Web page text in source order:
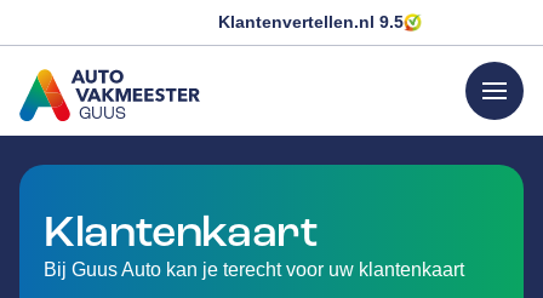
Klantenvertellen.nl 9.5
GUUS
GA NAAR DE HOMEPAGINA
menu
Klantenkaart
Bij Guus Auto kan je terecht voor uw klantenkaart